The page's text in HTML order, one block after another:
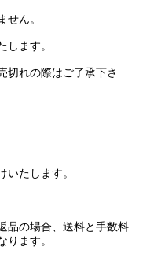
せん。
します。
切れの際はご了承下さ
いたします。
品の場合、送料と手数料
ります。